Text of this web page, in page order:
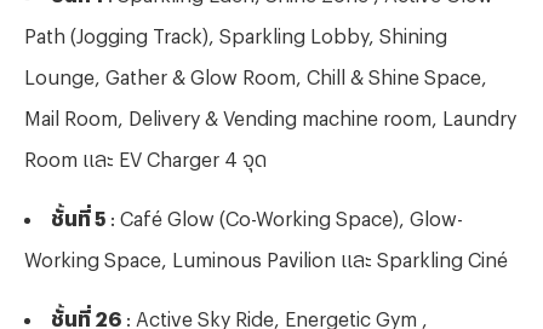
Path (Jogging Track), Sparkling Lobby, Shining
Lounge, Gather & Glow Room, Chill & Shine Space,
Mail Room, Delivery & Vending machine room, Laundry
Room และ EV Charger 4 จุด
ชั้นที่ 5 : Café Glow (Co-Working Space), Glow-
Working Space, Luminous Pavilion และ Sparkling Ciné
ชั้นที่ 26 : Active Sky Ride, Energetic Gym ,